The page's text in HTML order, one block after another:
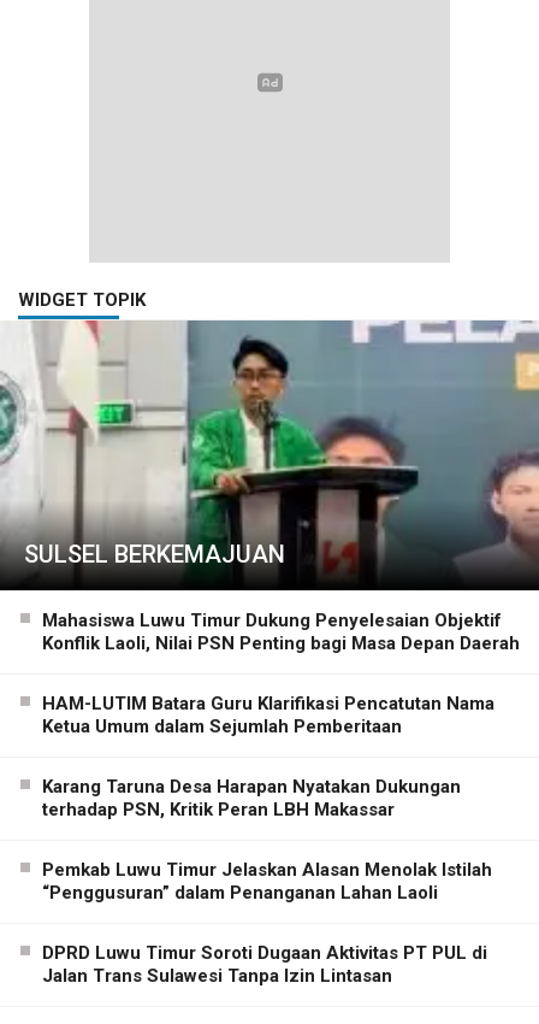
WIDGET TOPIK
SULSEL BERKEMAJUAN
Mahasiswa Luwu Timur Dukung Penyelesaian Objektif
Konflik Laoli, Nilai PSN Penting bagi Masa Depan Daerah
HAM-LUTIM Batara Guru Klarifikasi Pencatutan Nama
Ketua Umum dalam Sejumlah Pemberitaan
Karang Taruna Desa Harapan Nyatakan Dukungan
terhadap PSN, Kritik Peran LBH Makassar
Pemkab Luwu Timur Jelaskan Alasan Menolak Istilah
“Penggusuran” dalam Penanganan Lahan Laoli
DPRD Luwu Timur Soroti Dugaan Aktivitas PT PUL di
Jalan Trans Sulawesi Tanpa Izin Lintasan